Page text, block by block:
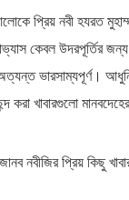
প্রিয় নবী হযরত
কেবল উদরপূর্তির জন্য
অত্যন্ত ভারসাম্যপূর্ণ।
করা খাবারগুলো
নবীজির প্রিয় কিছু